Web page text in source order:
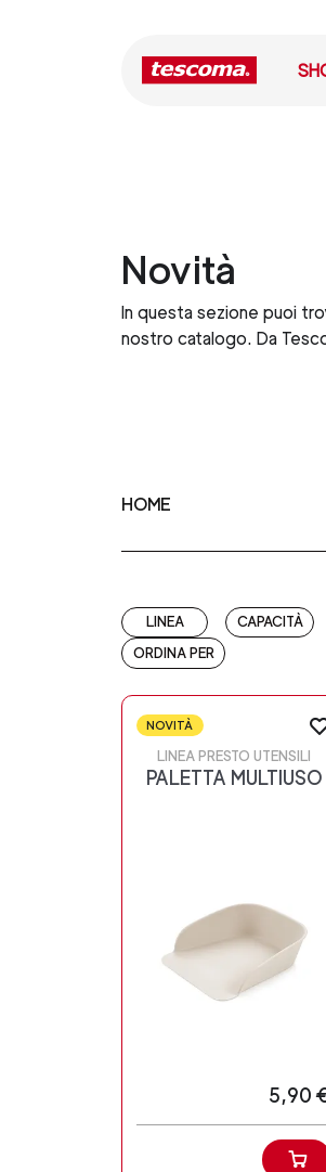
Novità
In questa sezione puoi
nostro catalogo. Da
HOME
LINEA CAPACITÀ
ORDINA PER
NOVITÀ
LINEA PRESTO UTENSILI
PALETTA MULTIUSO
5,90